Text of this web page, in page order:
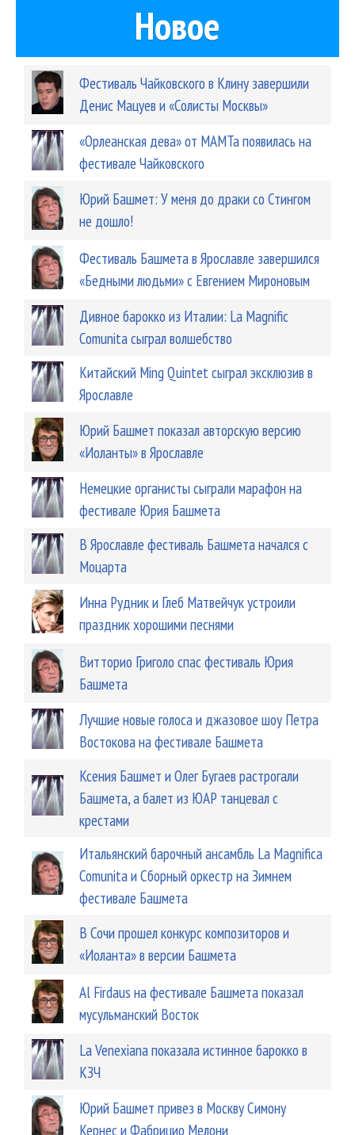
Новое
Фестиваль Чайковского в Клину завершили
Денис Мацуев и «Солисты Москвы»
«Орлеанская дева» от МАМТа появилась на
фестивале Чайковского
Юрий Башмет: У меня до драки со Стингом
не дошло!
Фестиваль Башмета в Ярославле завершился
«Бедными людьми» с Евгением Мироновым
Дивное барокко из Италии: La Magnific
Comunita сыграл волшебство
Китайский Ming Quintet сыграл эксклюзив в
Ярославле
Юрий Башмет показал авторскую версию
«Иоланты» в Ярославле
Немецкие органисты сыграли марафон на
фестивале Юрия Башмета
В Ярославле фестиваль Башмета начался с
Моцарта
Инна Рудник и Глеб Матвейчук устроили
праздник хорошими песнями
Витторио Григоло спас фестиваль Юрия
Башмета
Лучшие новые голоса и джазовое шоу Петра
Востокова на фестивале Башмета
Ксения Башмет и Олег Бугаев растрогали
Башмета, а балет из ЮАР танцевал с
крестами
Итальянский барочный ансамбль La Magnifica
Comunita и Сборный оркестр на Зимнем
фестивале Башмета
В Сочи прошел конкурс композиторов и
«Иоланта» в версии Башмета
Аl Firdaus на фестивале Башмета показал
мусульманский Восток
La Venexiana показала истинное барокко в
КЗЧ
Юрий Башмет привез в Москву Симону
Кернес и Фабрицио Мелони